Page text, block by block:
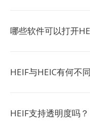
哪些软件可以打开
HEIF与HEIC有何不
HEIF支持透明度吗？